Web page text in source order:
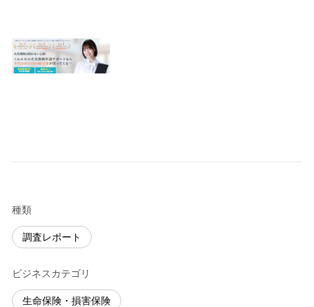
種類
調査レポート
ビジネスカテゴリ
生命保険・損害保険